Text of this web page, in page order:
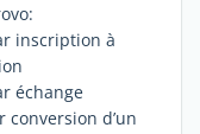
inscription à
échange
d’un